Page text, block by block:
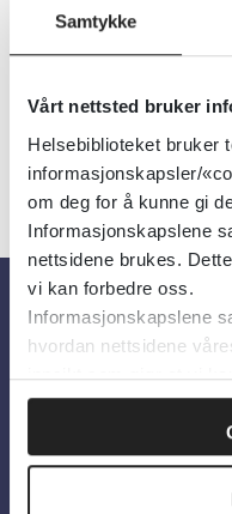
Samtykke
Vårt nettsted bruker
Helsebiblioteket bruker
informasjonskapsler/
om deg for å kunne gi
Informasjonskapslene
nettsidene brukes.
vi kan forbedre oss.
Informasjonskapslene
hvordan nettsidene
innsikt som gjør at vi
Filter
Om oss
Personvern og